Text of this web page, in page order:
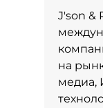
J'son &
на
медиа,